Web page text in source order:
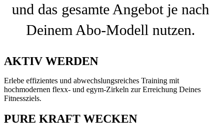
und das gesamte Angebot je nach
Deinem Abo-Modell nutzen.
AKTIV WERDEN
Erlebe effizientes und abwechslungsreiches Training mit
hochmodernen flexx- und egym-Zirkeln zur Erreichung Deines
Fitnessziels.
PURE KRAFT WECKEN